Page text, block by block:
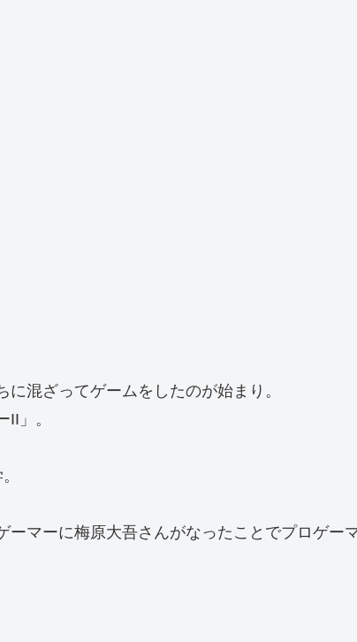
混ざってゲームをしたのが始まり。
」。
マーに梅原大吾さんがなったことでプロゲー